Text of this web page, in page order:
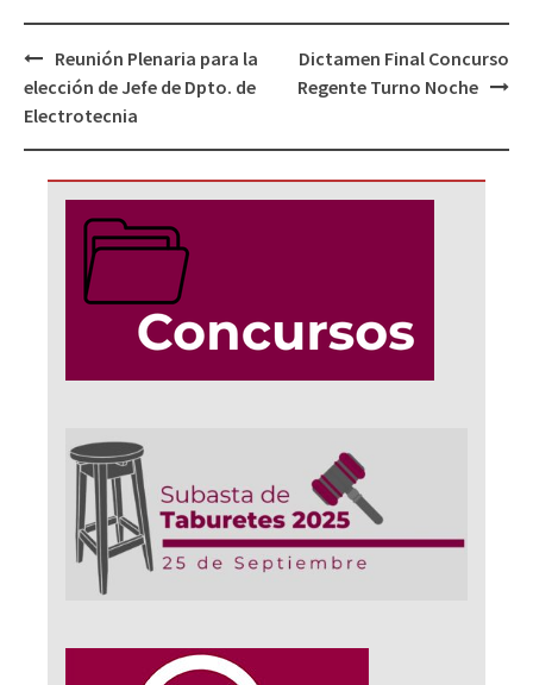
Navegación
de
entradas
Reunión Plenaria para la
elección de Jefe de Dpto. de
Electrotecnia
Dictamen Final Concurso
Regente Turno Noche